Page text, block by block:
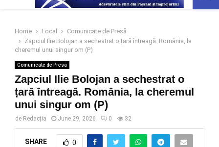
Home Local
Comunicate de Presă
Zapciul Ilie Bolojan a sechestrat o țară întreagă. România, la
cheremul unui singur om (P)
Comunicate de Presă
Zapciul Ilie Bolojan a sechestrat o
țară întreagă. România, la cheremul
unui singur om (P)
de Redacția June 29, 2026 0 32
SHARE 0